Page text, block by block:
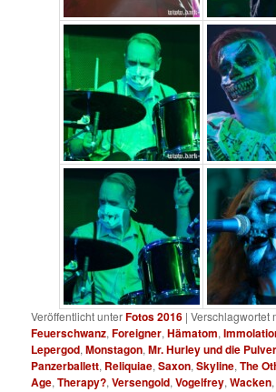
Veröffentlicht unterFotos 2016 |Verschlagwortet
Feuerschwanz,Foreigner,Hämatom,
Lepergod,Monstagon,Mr. Hurley und die
Panzerballett, Reliquiae,Saxon,Skyline,The
Age,Therapy?,Versengold,Vogelfrey,Wacken